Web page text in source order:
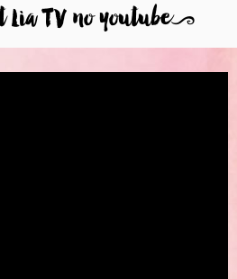
Lia TV no youtube9